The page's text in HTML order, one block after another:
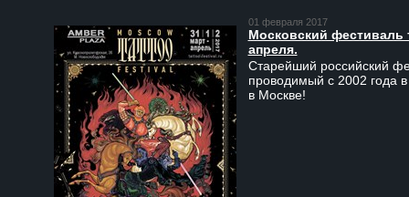
01 февраля 2017
Московский фестиваль
апреля.
Старейший российский
проводимый с 2002 года
в Москве!